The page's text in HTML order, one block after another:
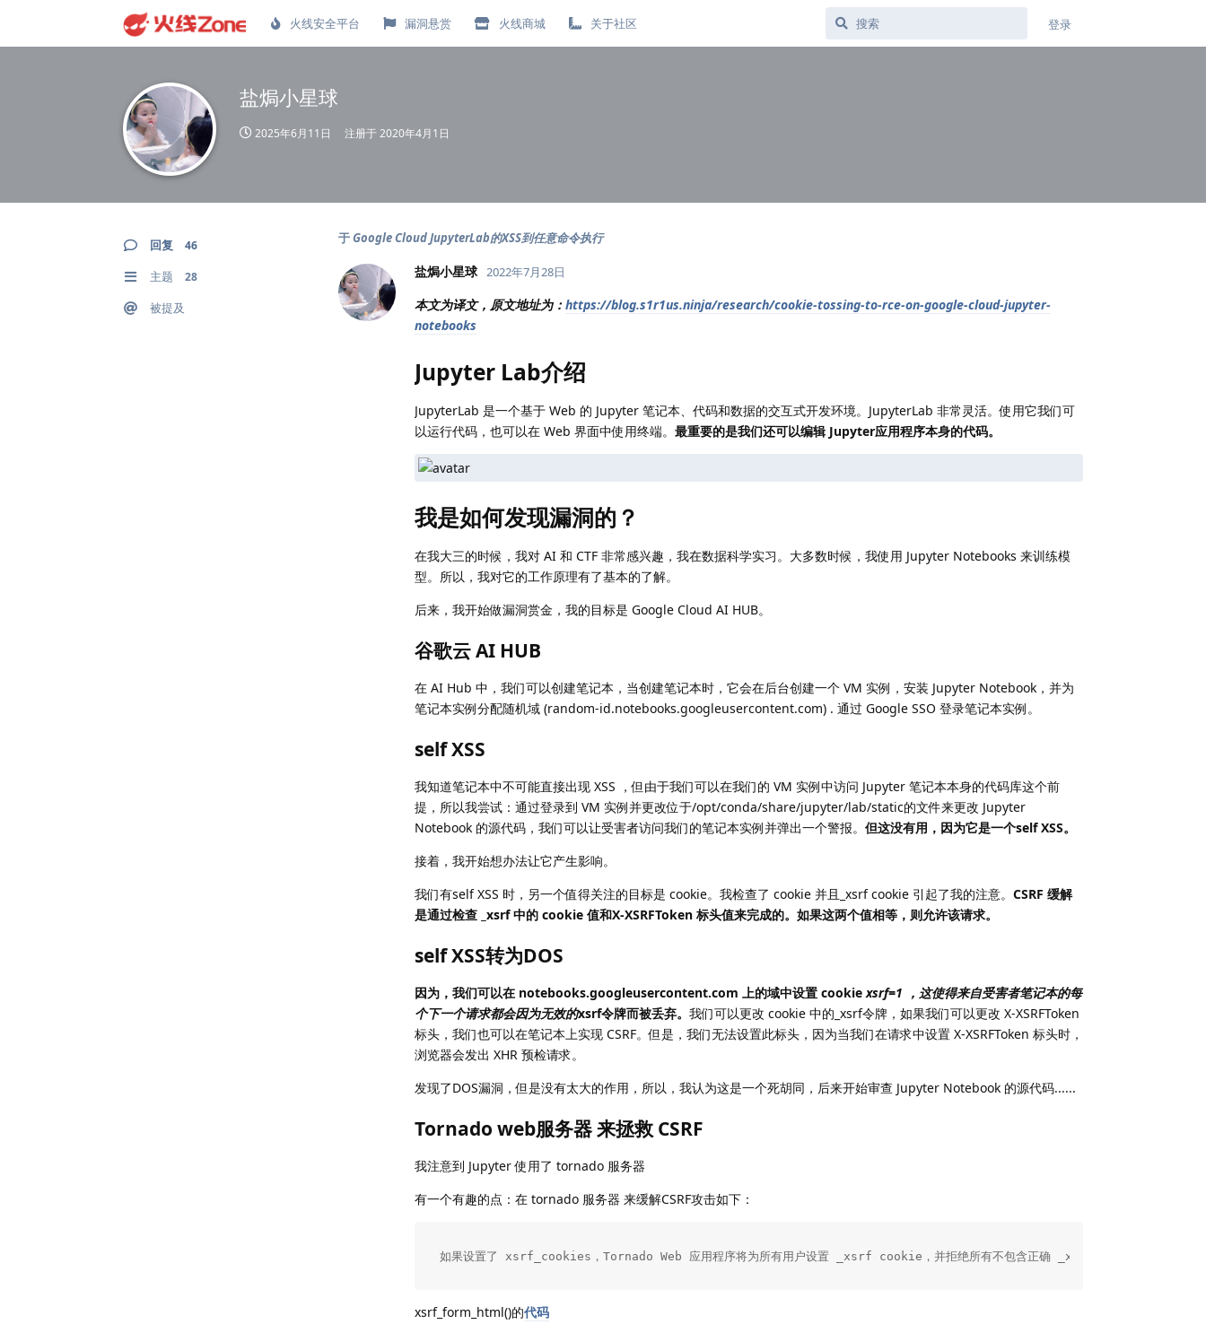
火线安全平台 漏洞悬赏 火线商城 关于社区 登录
盐焗小星球
2025年6月11日 注册于2020年4月1日
回复 46
主题 28
被提及
于Google Cloud JupyterLab的XSS到任意命令执行
盐焗小星球 2022年7月28日
本文为译文，原文地址为： https://blog.s1r1us.ninja/research/cookie-tossing-to-rce-on-google-cloud-jupyter-
notebooks
Jupyter Lab介绍
JupyterLab 是一个基于 Web 的 Jupyter 笔记本、代码和数据的交互式开发环境。JupyterLab 非常灵活。使用它我们可
以运行代码，也可以在 Web 界面中使用终端。 最重要的是我们还可以编辑 Jupyter应用程序本身的代码。
我是如何发现漏洞的？
在我大三的时候，我对 AI 和 CTF 非常感兴趣，我在数据科学实习。大多数时候，我使用 Jupyter Notebooks 来训练模
型。所以，我对它的工作原理有了基本的了解。
后来，我开始做漏洞赏金，我的目标是 Google Cloud AI HUB。
谷歌云 AI HUB
在 AI Hub 中，我们可以创建笔记本，当创建笔记本时，它会在后台创建一个 VM 实例，安装 Jupyter Notebook，并为
笔记本实例分配随机域 (random-id.notebooks.googleusercontent.com) . 通过 Google SSO 登录笔记本实例。
self XSS
我知道笔记本中不可能直接出现 XSS ，但由于我们可以在我们的 VM 实例中访问 Jupyter 笔记本本身的代码库这个前
提，所以我尝试：通过登录到 VM 实例并更改位于/opt/conda/share/jupyter/lab/static的文件来更改 Jupyter
Notebook 的源代码，我们可以让受害者访问我们的笔记本实例并弹出一个警报。 但这没有用，因为它是一个self XSS。
接着，我开始想办法让它产生影响。
我们有self XSS 时，另一个值得关注的目标是 cookie。我检查了 cookie 并且_xsrf cookie 引起了我的注意。 CSRF 缓解
是通过检查 _xsrf 中的 cookie 值和X-XSRFToken 标头值来完成的。如果这两个值相等，则允许该请求。
self XSS转为DOS
因为，我们可以在 notebooks.googleusercontent.com 上的域中设置 cookiexsrf=1 ，这使得来自受害者笔记本的每
个下一个请求都会因为无效的xsrf令牌而被丢弃。 我们可以更改 cookie 中的_xsrf令牌，如果我们可以更改 X-XSRFToken
标头，我们也可以在笔记本上实现 CSRF。但是，我们无法设置此标头，因为当我们在请求中设置 X-XSRFToken 标头时，
浏览器会发出 XHR 预检请求。
发现了DOS漏洞，但是没有太大的作用，所以，我认为这是一个死胡同，后来开始审查 Jupyter Notebook 的源代码......
Tornado web服务器 来拯救 CSRF
我注意到 Jupyter 使用了 tornado 服务器
有一个有趣的点：在 tornado 服务器 来缓解CSRF攻击如下：
如果设置了 xsrf_cookies，Tornado Web 应用程序将为所有用户设置 _xsrf cookie，并拒绝所有不包含正确 _xsrf 值的 POST、PUT 和
xsrf_form_html()的代码